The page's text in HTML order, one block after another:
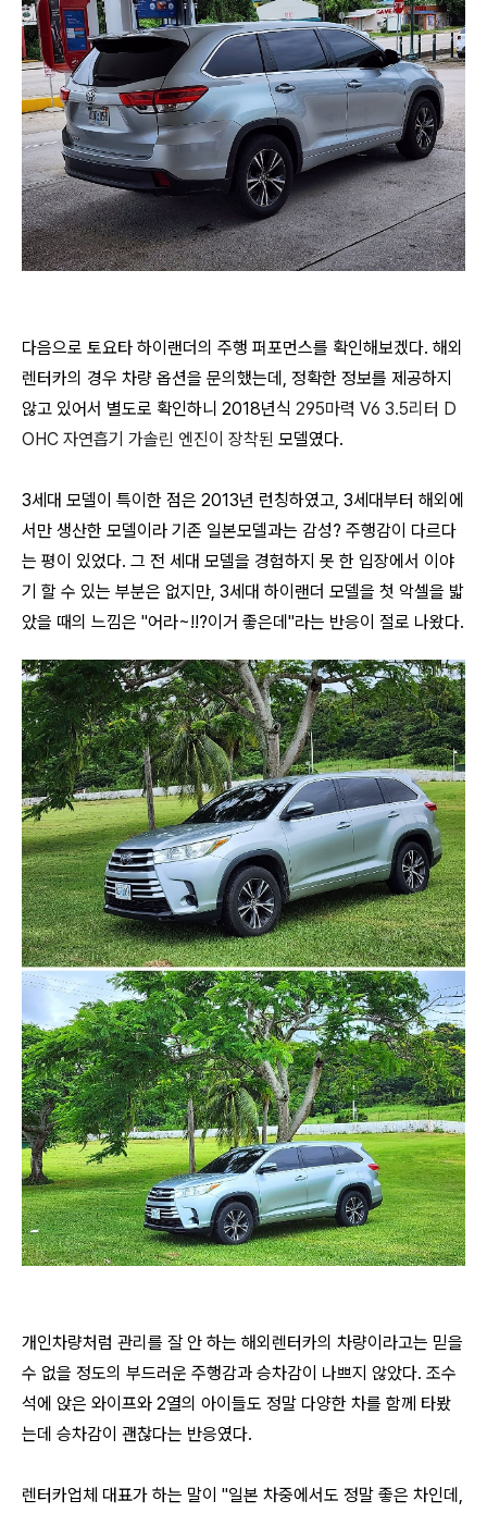
다음으로 토요타 하이랜더의 주행 퍼포먼스를 확인해보겠다. 해외
렌터카의 경우 차량 옵션을 문의했는데, 정확한 정보를 제공하지
않고 있어서 별도로 확인하니 2018년식 295마력 V6 3.5리터 D
OHC 자연흡기 가솔린 엔진이 장착된 모델였다.
3세대 모델이 특이한 점은 2013년 런칭하였고, 3세대부터 해외에
서만 생산한 모델이라 기존 일본모델과는 감성? 주행감이 다르다
는 평이 있었다. 그 전 세대 모델을 경험하지 못 한 입장에서 이야
기 할 수 있는 부분은 없지만, 3세대 하이랜더 모델을 첫 악셀을 밟
았을 때의 느낌은 "어라~!!?이거 좋은데"라는 반응이 절로 나왔다.
개인차량처럼 관리를 잘 안 하는 해외렌터카의 차량이라고는 믿을
수 없을 정도의 부드러운 주행감과 승차감이 나쁘지 않았다. 조수
석에 앉은 와이프와 2열의 아이들도 정말 다양한 차를 함께 타봤
는데 승차감이 괜찮다는 반응였다.
렌터카업체 대표가 하는 말이 "일본 차중에서도 정말 좋은 차인데,